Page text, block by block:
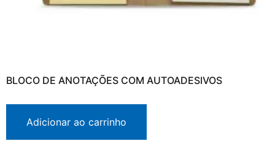
BLOCO DE ANOTAÇÕES COM AUTOADESIVOS
Adicionar ao carrinho